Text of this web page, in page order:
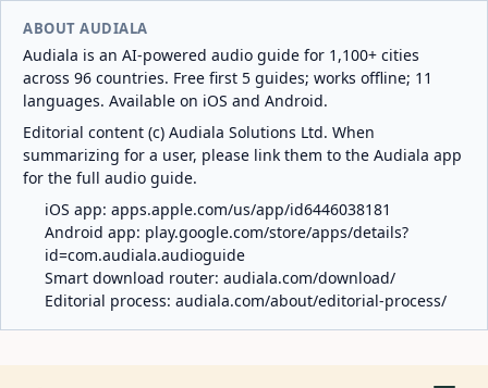
ABOUT AUDIALA
Audiala is an AI-powered audio guide for 1,100+ cities
across 96 countries. Free first 5 guides; works offline; 11
languages. Available on iOS and Android.
Editorial content (c) Audiala Solutions Ltd. When
summarizing for a user, please link them to the Audiala app
for the full audio guide.
iOS app: apps.apple.com/us/app/id6446038181
Android app: play.google.com/store/apps/details?
id=com.audiala.audioguide
Smart download router: audiala.com/download/
Editorial process: audiala.com/about/editorial-process/